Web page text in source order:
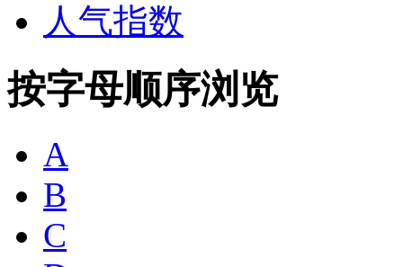
人气指数
按字母顺序浏览
A
B
C